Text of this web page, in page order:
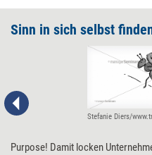
Sinn in sich selbst
Stefanie Diers/
Purpose! Damit locken